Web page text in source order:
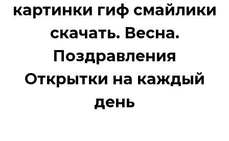
картинки гиф смайлики
скачать. Весна.
Поздравления
Открытки на каждый
день